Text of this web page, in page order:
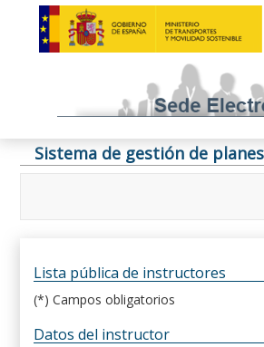
Sistema de gestión de
Lista pública de instructores
(*) Campos obligatorios
Datos del instructor